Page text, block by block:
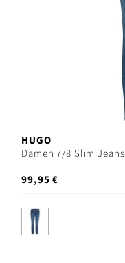
HUGO
Damen 7/8 Slim Jeans
99,95 €